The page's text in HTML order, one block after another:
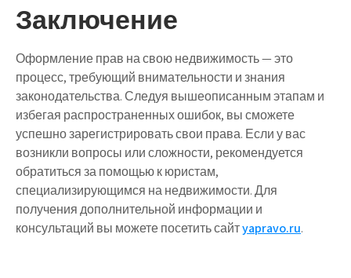
Заключение
Оформление прав на свою недвижимость — это
процесс, требующий внимательности и знания
законодательства. Следуя вышеописанным этапам и
избегая распространенных ошибок, вы сможете
успешно зарегистрировать свои права. Если у вас
возникли вопросы или сложности, рекомендуется
обратиться за помощью к юристам,
специализирующимся на недвижимости. Для
получения дополнительной информации и
консультаций вы можете посетить сайтyapravo.ru.